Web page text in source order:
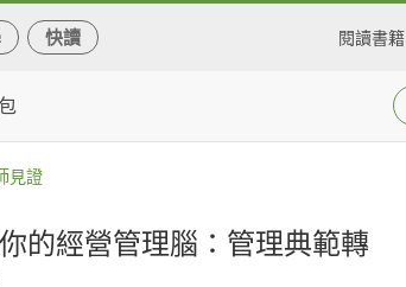
快讀 閱讀書籍
見證
的經營管理腦：管理典範轉